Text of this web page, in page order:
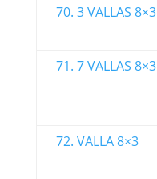
70. 3 VALLAS 8×3
71. 7 VALLAS 8×3
72. VALLA 8×3